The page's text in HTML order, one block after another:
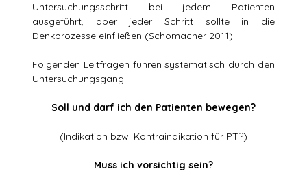
Untersuchungsschritt bei jedem Patienten
ausgeführt, aber jeder Schritt sollte in die
Denkprozesse einfließen (Schomacher 2011).
Folgenden Leitfragen führen systematisch durch den
Untersuchungsgang:
Soll und darf ich den Patienten bewegen?
(Indikation bzw. Kontraindikation für PT?)
Muss ich vorsichtig sein?